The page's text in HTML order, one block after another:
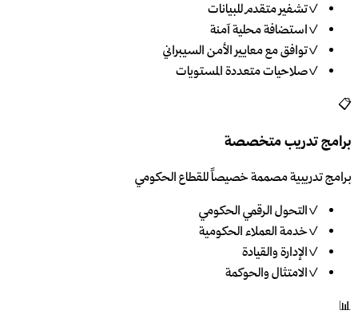
✓تشفير متقدم للبيانات
✓استضافة محلية آمنة
✓توافق مع معايير الأمن السيبراني
✓صلاحيات متعددة المستويات
📋
برامج تدريب متخصصة
برامج تدريبية مصممة خصيصاً للقطاع الحكومي
✓التحول الرقمي الحكومي
✓خدمة العملاء الحكومية
✓الإدارة والقيادة
✓الامتثال والحوكمة
📊